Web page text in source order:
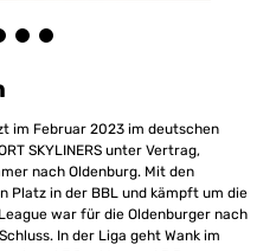
im Februar 2023 im deutschen
SKYLINERS unter Vertrag,
nach Oldenburg. Mit den
Platz in der BBL und kämpft um die
war für die Oldenburger nach
In der Liga geht Wank im